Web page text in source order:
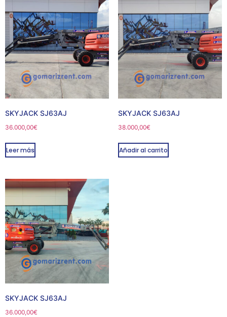
SKYJACK SJ63AJ
36.000,00€
Leer más
SKYJACK SJ63AJ
38.000,00€
Añadir al carrito
SKYJACK SJ63AJ
36.000,00€